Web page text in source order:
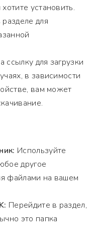
установить.
для
ссылку для загрузки
в зависимости
вам может
Используйте
другое
файлами на вашем
Перейдите в раздел,
это папка